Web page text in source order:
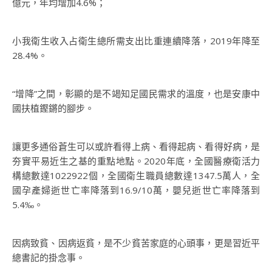
億元，年均增加4.6%；
小我衛生收入占衛生總所需支出比重連續降落，2019年降至
28.4%。
“增降”之間，彰顯的是不竭知足國民需求的溫度，也是安康中
國扶植鏗鏘的腳步。
讓更多通俗蒼生可以或許看得上病、看得起病、看得好病，是
夯實平易近生之基的重點地點。2020年底，全國醫療衛活力
構總數達1022922個，全國衛生職員總數達1347.5萬人，全
國孕產婦逝世亡率降落到16.9/10萬，嬰兒逝世亡率降落到
5.4‰。
因病致貧、因病返貧，是不少貧苦家庭的心頭事，更是習近平
總書記的掛念事。